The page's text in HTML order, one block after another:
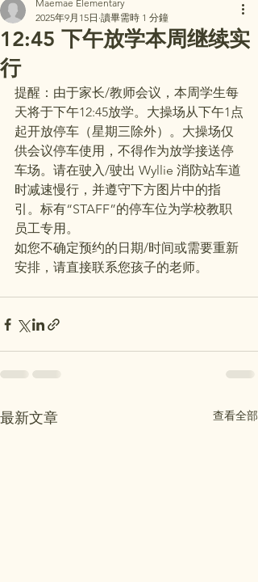
12:45 下午放学本周继续实
行
Maemae Elementary
2025年9月15日 讀畢需時 1 分鐘
提醒：由于家长/教师会议，本周学生每
天将于下午12:45放学。大操场从下午1点
起开放停车（星期三除外）。大操场仅
供会议停车使用，不得作为放学接送停
车场。请在驶入/驶出 Wyllie 消防站车道
时减速慢行，并遵守下方图片中的指
引。标有“STAFF”的停车位为学校教职
员工专用。
如您不确定预约的日期/时间或需要重新
安排，请直接联系您孩子的老师。
最新文章 查看全部